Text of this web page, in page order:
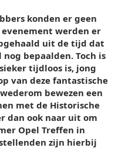
konden er geen
werden er
uit de tijd dat
bepaalden. Toch is
tijdloos is, jong
van deze fantastische
bewezen een
met de Historische
dan ook naar uit om
Opel Treffen in
zijn hierbij